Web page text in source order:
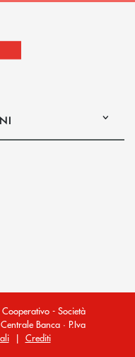
l’app di posta elettronica)
l’app di posta
- Società
Banca · P.Iva
| Crediti